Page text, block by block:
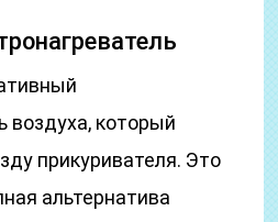
воздуха, который
прикуривателя. Это
альтернатива